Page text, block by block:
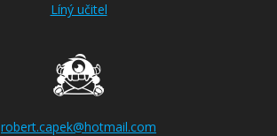
Líný učitel
robert.capek@hotmail.com